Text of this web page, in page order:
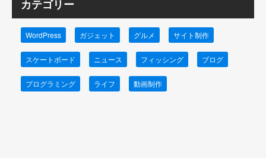
カテゴリー
WordPress ガジェット グルメ サイト制作
スケートボード ニュース フィッシング ブログ
プログラミング ライフ 動画制作